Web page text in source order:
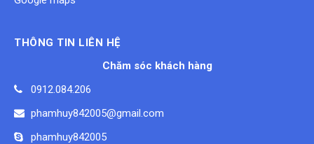
THÔNG TIN LIÊN HỆ
Chăm sóc khách hàng
0912.084.206
phamhuy842005@gmail.com
phamhuy842005